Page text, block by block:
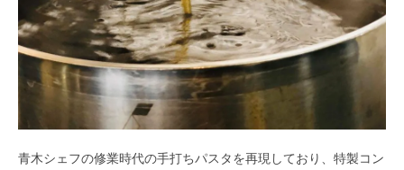
青木シェフの修業時代の手打ちパスタを再現しており、特製コン